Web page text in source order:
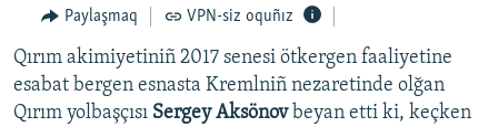
qaytmaq
MEDENİYET
İNSAN AQLARI
VİDEO
Paylaşmaq VPN-siz oquñız
Qırım akimiyetiniñ 2017 senesi ötkergen faaliyetine
esabat bergen esnasta Kremlniñ nezaretinde olğan
Qırım yolbaşçısı Sergey Aksönovbeyan etti ki, keçken